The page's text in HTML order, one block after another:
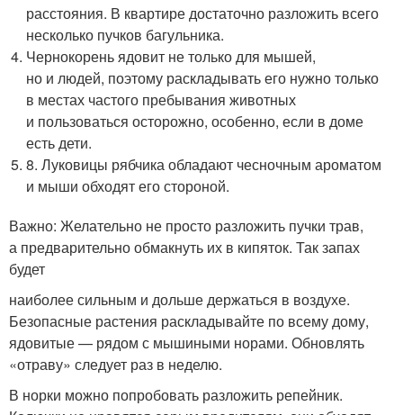
расстояния. В квартире достаточно разложить всего
несколько пучков багульника.
Чернокорень ядовит не только для мышей,
но и людей, поэтому раскладывать его нужно только
в местах частого пребывания животных
и пользоваться осторожно, особенно, если в доме
есть дети.
8. Луковицы рябчика обладают чесночным ароматом
и мыши обходят его стороной.
Важно: Желательно не просто разложить пучки трав,
а предварительно обмакнуть их в кипяток. Так запах
будет
наиболее сильным и дольше держаться в воздухе.
Безопасные растения раскладывайте по всему дому,
ядовитые — рядом с мышиными норами. Обновлять
«отраву» следует раз в неделю.
В норки можно попробовать разложить репейник.